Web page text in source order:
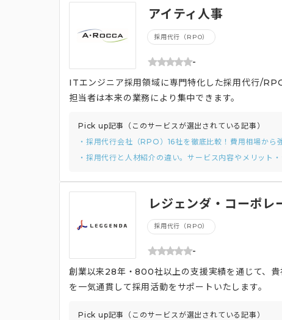
アイティ人事
採用代行（RPO）
-
ITエンジニア採用領域に専門特化した採用代行/
担当者は本来の業務により集中できます。
Pick up記事（このサービスが選出されている記事）
・採用代行会社（RPO）16社を徹底比較！費用相場から
・採用代行と人材紹介の違い。サービス内容やメリット
レジェンダ・コーポ
O）
採用代行（RPO）
-
創業以来28年・800社以上の支援実績を通じて、
を一気通貫して採用活動をサポートいたします。
Pick up記事（このサービスが選出されている記事）